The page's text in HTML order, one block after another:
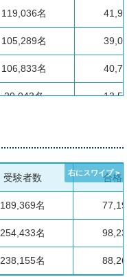
119,036名
105,289名
106,833名
29,043名
受験者数 合格
189,369名
254,433名
238,155名